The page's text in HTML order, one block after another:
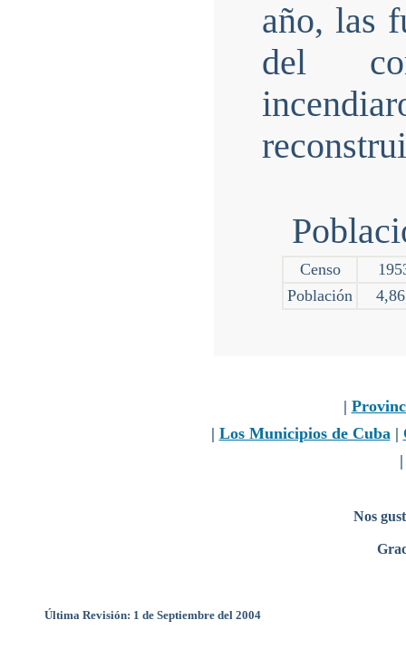
año, las
del
Censo
Población
|
| Los Municipios de Cuba|
Nos
Última Revisión: 1 de Septiembre del 2004